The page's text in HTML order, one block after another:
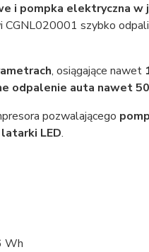
i pompka elektryczna
szybko
, osiągające nawet
odpalenie auta nawet
pozwalającego
LED.
Wh